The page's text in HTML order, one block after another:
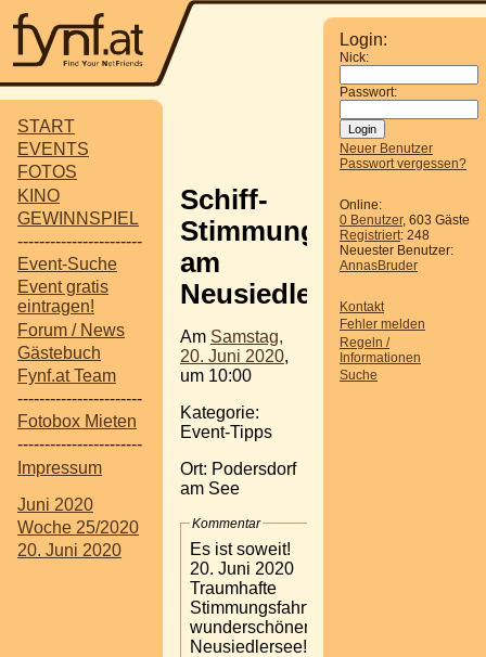
START
EVENTS
FOTOS
KINO
GEWINNSPIEL
-----------------------
Event-Suche
Event gratis
eintragen!
Forum / News
Gästebuch
Fynf.at Team
-----------------------
Fotobox Mieten
-----------------------
Impressum
Juni 2020
Woche 25/2020
20. Juni 2020
Login:
Nick:
Passwort:
Neuer Benutzer
Passwort vergessen?
Online:
0 Benutzer, 603 Gäste
Registriert: 248
Neuester Benutzer:
AnnasBruder
Kontakt
Fehler melden
Regeln /
Informationen
Suche
Schiff-
Stimmungsfahrt
am
Neusiedlersee
Am Samstag,
20. Juni 2020,
um 10:00
Kategorie:
Event-Tipps
Ort: Podersdorf
am See
Kommentar
Es ist soweit!
20. Juni 2020
Traumhafte
Stimmungsfahrt am
wunderschönen
Neusiedlersee!